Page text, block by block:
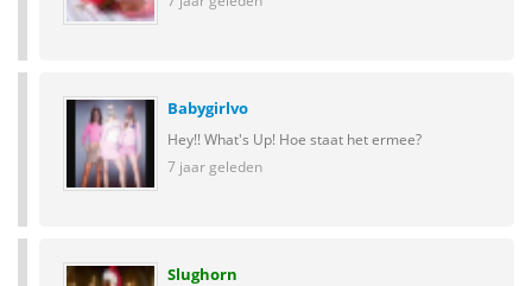
Babygirlvo
Hey!! What's Up! Hoe staat het ermee?
7 jaar geleden
Slughorn